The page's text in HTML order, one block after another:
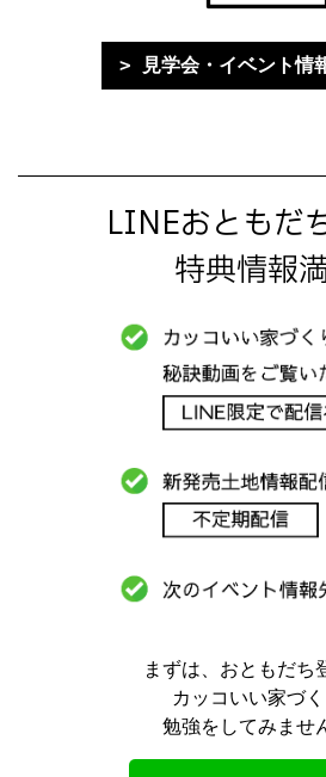
見学会・イベント情
LINEおともだ
特典情報
まずは、おともだち
カッコいい家づ
勉強をしてみませ